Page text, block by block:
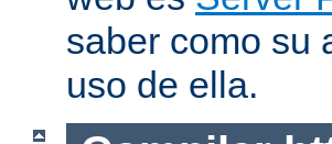
saber como su
uso de ella.